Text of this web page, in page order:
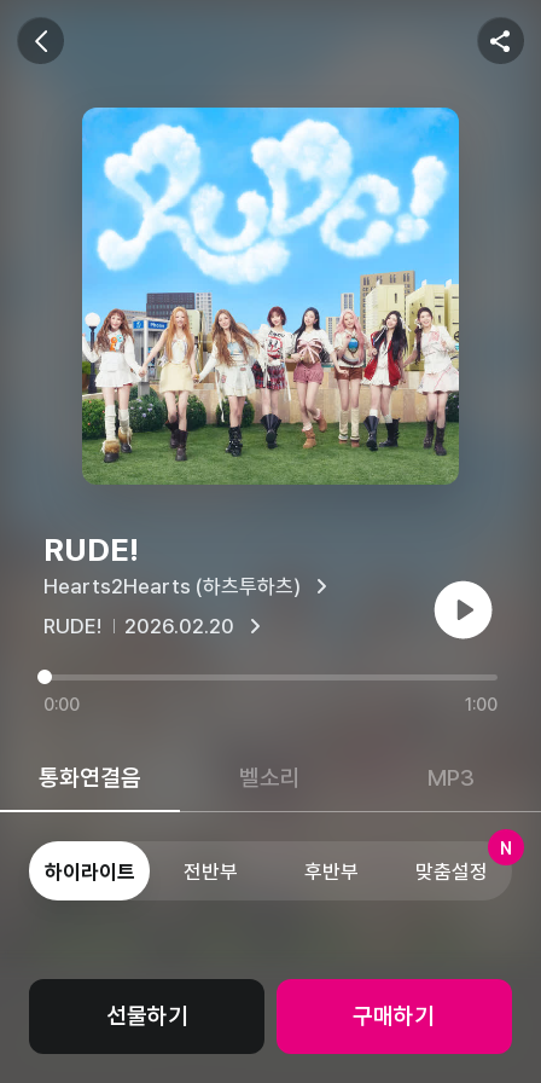
U+뮤직벨링
이전 화면
공유
RUDE!
Hearts2Hearts (하츠투하츠)
RUDE!
2026.02.20 재생
0:00 1:00
통화연결음 벨소리 MP3
하이라이트 전반부 후반부 맞춤설정
N
선물하기 구매하기